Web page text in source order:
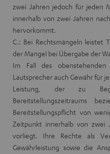
zwei Jahren jedoch für jeden
innerhalb von zwei Jahren
hervorkommt.
C.: Bei Rechtsmängeln leistet
der Mangel bei Übergabe der
Im Fall des
Lautsprecher auch Gewähr für
Leistung, der zu
Bereitstellungszeitraums
Bereitstellungspflicht von
Zeitpunkt innerhalb von zwei
vorliegt. Ihre Rechte als
Gewährleistung sowie die